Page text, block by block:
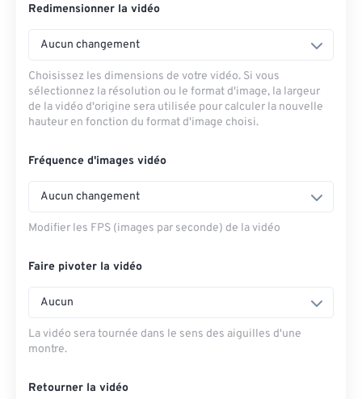
Redimensionner la vidéo
Aucun changement
Choisissez les dimensions de votre vidéo. Si vous
sélectionnez la résolution ou le format d'image, la largeur
de la vidéo d'origine sera utilisée pour calculer la nouvelle
hauteur en fonction du format d'image choisi.
Fréquence d'images vidéo
Aucun changement
Modifier les FPS (images par seconde) de la vidéo
Faire pivoter la vidéo
Aucun
La vidéo sera tournée dans le sens des aiguilles d'une
montre.
Retourner la vidéo